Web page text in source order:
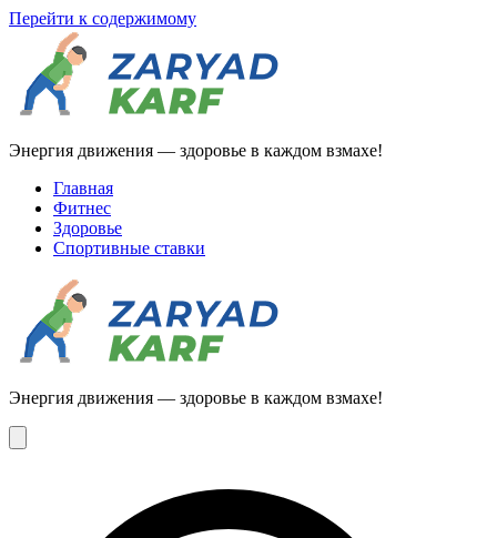
Перейти к содержимому
Энергия движения — здоровье в каждом взмахе!
Главная
Фитнес
Здоровье
Спортивные ставки
Энергия движения — здоровье в каждом взмахе!